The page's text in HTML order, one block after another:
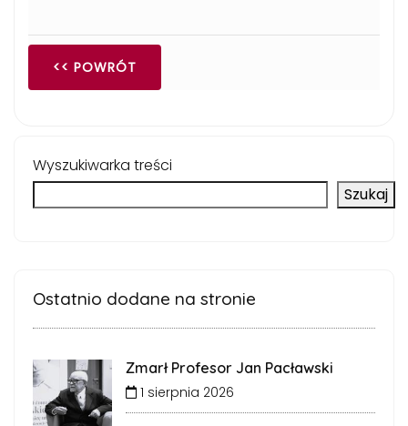
<< POWRÓT
Wyszukiwarka treści
Szukaj
Ostatnio dodane na stronie
Zmarł Profesor Jan Pacławski
1 sierpnia 2026